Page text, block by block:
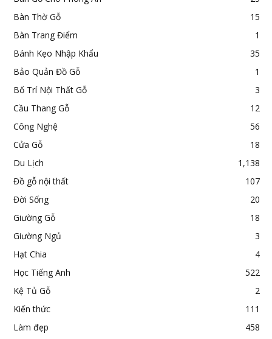
Bàn Thờ Gỗ
15
Bàn Trang Điểm
1
Bánh Kẹo Nhập Khẩu
35
Bảo Quản Đồ Gỗ
1
Bố Trí Nội Thất Gỗ
3
Cầu Thang Gỗ
12
Công Nghệ
56
Cửa Gỗ
18
Du Lịch
1,138
Đồ gỗ nội thất
107
Đời Sống
20
Giường Gỗ
18
Giường Ngủ
3
Hạt Chia
4
Học Tiếng Anh
522
Kệ Tủ Gỗ
2
Kiến thức
111
Làm đẹp
458